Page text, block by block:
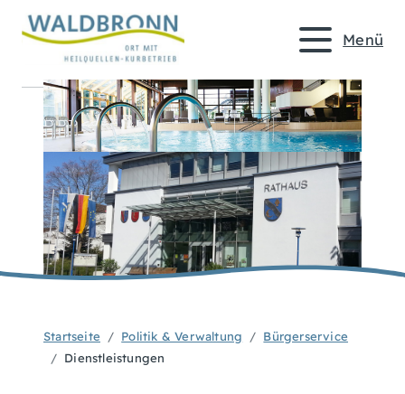
Menü
Startseite Politik & Verwaltung
Bürgerservice
Dienstleistungen